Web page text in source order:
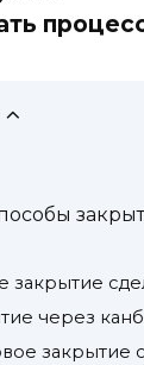
закрытие
через
закрытие